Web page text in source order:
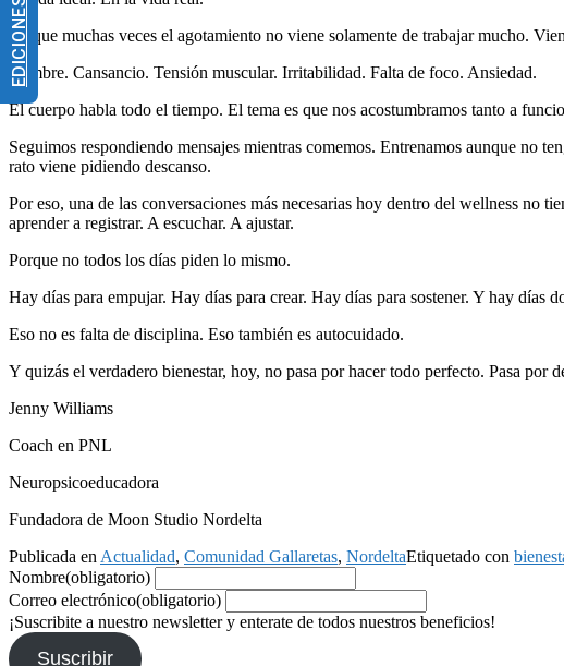
Porque muchas veces el agotamiento no viene solamente de trabajar mucho.
Hambre. Cansancio. Tensión muscular. Irritabilidad. Falta de foco. Ansiedad.
El cuerpo habla todo el tiempo. El tema es que nos acostumbramos tanto a
Seguimos respondiendo mensajes mientras comemos. Entrenamos aunque no
rato viene pidiendo descanso.
Por eso, una de las conversaciones más necesarias hoy dentro del wellness no
aprender a registrar. A escuchar. A ajustar.
Porque no todos los días piden lo mismo.
Hay días para empujar. Hay días para crear. Hay días para sostener. Y hay días
Eso no es falta de disciplina. Eso también es autocuidado.
Y quizás el verdadero bienestar, hoy, no pasa por hacer todo perfecto. Pasa
Jenny Williams
Coach en PNL
Neuropsicoeducadora
Fundadora de Moon Studio Nordelta
Publicada en Actualidad, Comunidad Gallaretas, NordeltaEtiquetado con
Nombre(obligatorio)
Correo electrónico(obligatorio)
¡Suscribite a nuestro newsletter y enterate de todos nuestros beneficios!
Suscribir